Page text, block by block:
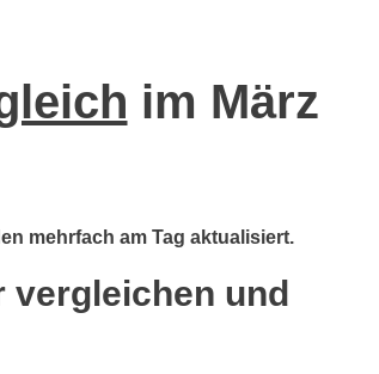
im März
mehrfach am Tag aktualisiert.
vergleichen und